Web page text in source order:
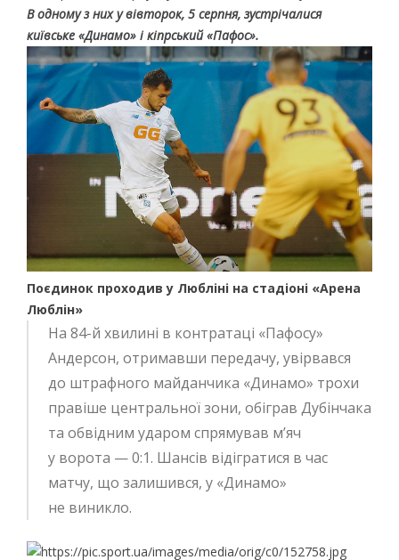
В одному з них у вівторок, 5 серпня, зустрічалися
київське «Динамо» і кіпрський «Пафос».
Поєдинок проходив у Любліні на стадіоні «Арена
Люблін»
На 84-й хвилині в контратаці «Пафосу»
Андерсон, отримавши передачу, увірвався
до штрафного майданчика «Динамо» трохи
правіше центральної зони, обіграв Дубінчака
та обвідним ударом спрямував м’яч
у ворота — 0:1. Шансів відігратися в час
матчу, що залишився, у «Динамо»
не виникло.